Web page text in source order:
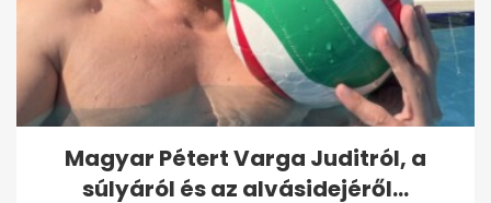
Magyar Pétert Varga Juditról, a
súlyáról és az alvásidejéről...